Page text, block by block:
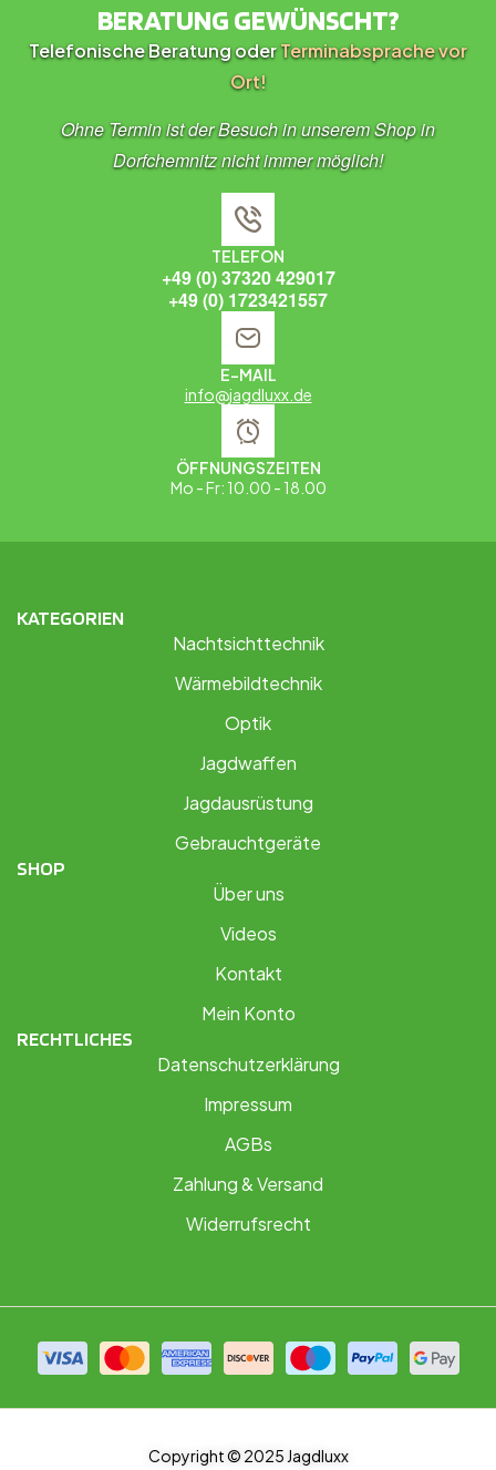
BERATUNG GEWÜNSCHT?
Telefonische Beratung oderTerminabsprache vor
Ort!
Ohne Termin ist der Besuch in unserem Shop in
Dorfchemnitz nicht immer möglich!
TELEFON
+49 (0) 37320 429017
+49 (0) 1723421557
E-MAIL
info@jagdluxx.de
ÖFFNUNGSZEITEN
Mo - Fr: 10.00 - 18.00
KATEGORIEN
Nachtsichttechnik
Wärmebildtechnik
Optik
Jagdwaffen
Jagdausrüstung
Gebrauchtgeräte
SHOP
Über uns
Videos
Kontakt
Mein Konto
RECHTLICHES
Datenschutzerklärung
Impressum
AGBs
Zahlung & Versand
Widerrufsrecht
Copyright © 2025 Jagdluxx